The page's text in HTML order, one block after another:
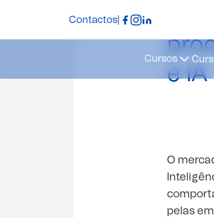
Contactos
Cursos
As
e IA
O
pelas